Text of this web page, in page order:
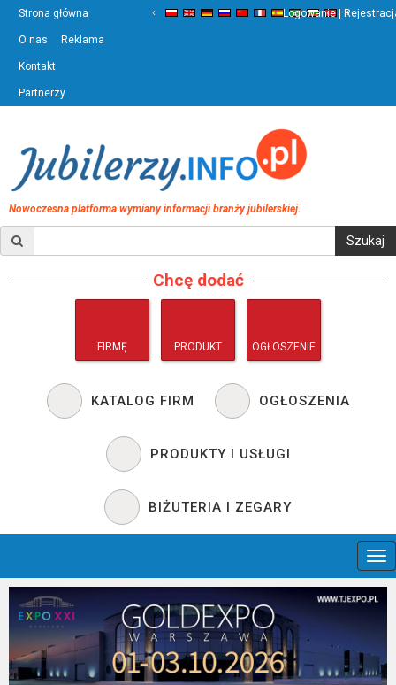
Strona główna
O nas Reklama
Kontakt
Partnerzy
‹ ›
Logowanie |
Nowoczesna platforma wymiany informacji branży jubilerskiej.
Chcę dodać
FIRMĘ PRODUKT OGŁOSZENIE
KATALOG FIRM OGŁOSZENIA
PRODUKTY I USŁUGI
BIŻUTERIA I ZEGARY